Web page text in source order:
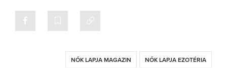
NŐK LAPJA MAGAZIN NŐK LAPJA EZOTÉRIA